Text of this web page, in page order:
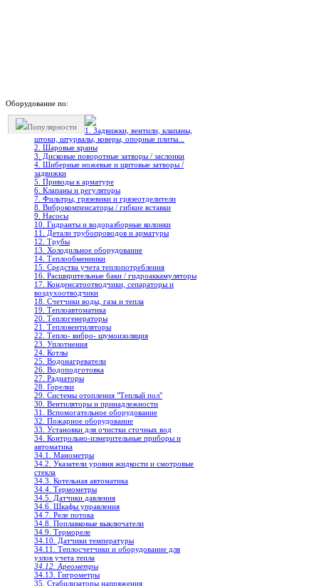
Оборудование по:
Популярности
1. Задвижки, вентили, клапаны,
штоки, штурвалы, коверы, опорные плиты...
2. Шаровые краны
3. Дисковые поворотные затворы / заслонки
4. Шиберные ножевые и щитовые затворы /
задвижки
5. Приводы к арматуре
6. Клапаны и регуляторы
7. Фильтры, грязевики и грязеотделители
8. Виброкомпенсаторы / гибкие вставки
9. Насосы
10. Гидранты и водоразборные колонки
11. Детали трубопроводов и арматуры
12. Трубы
13. Холодильное oборудование
14. Теплообменники
15. Средства учета теплопотребления
16. Расширительные баки / гидроаккамуляторы
17. Конденсатоотводчики, сепараторы и
воздухоотводчики
18. Счетчики воды, газа и тепла
19. Теплоавтоматика
20. Теплогенераторы
21. Тепловентиляторы
22. Тепло- вибро- шумоизоляция
23. Уплотнения
24. Котлы
25. Водонагреватели
26. Водоподготовка
27. Радиаторы
28. Горелки
29. Системы отопления "Теплый пол"
30. Вентиляторы и принадлежности
31. Вспомогательное оборудование
32. Пожарное оборудование
33. Установки для очистки сточных вод
34. Контрольно-измерительные приборы и
автоматика
34.1. Манометры
34.2. Указатели уровня жидкости и смотровые
стекла
34.3. Котельная автоматика
34.4. Термометры
34.5. Датчики давления
34.6. Шкафы управления
34.7. Реле потока
34.8. Поплавковые выключатели
34.9. Термореле
34.10. Датчики температуры
34.11. Теплосчетчики и оборудование для
узлов учета тепла
34.12. Ареометры
34.13. Гигрометры
35. Стабилизаторы напряжения